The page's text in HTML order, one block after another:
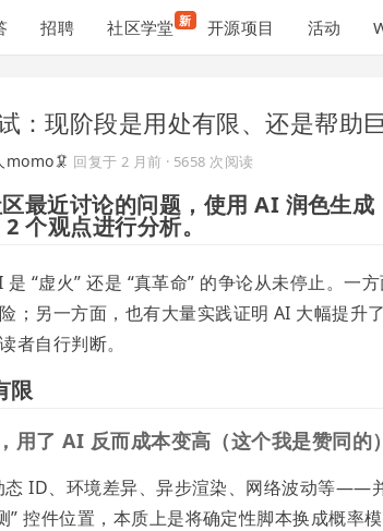
招聘 社区学堂 新 开源项目 活动
：现阶段是用处有限、还是帮助
momo🦑 回复于2 月前 · 5658 次阅读
最近讨论的问题，使用 AI 润色生成
个观点进行分析。
“虚火” 还是 “真革命” 的争论从未停止。一
；另一方面，也有大量实践证明 AI 大幅提升
者自行判断。
限
用了 AI 反而成本变高（这个我是赞同的）
ID、环境差异、异步渲染、网络波动等——
” 控件位置，本质上是将确定性脚本换成概率